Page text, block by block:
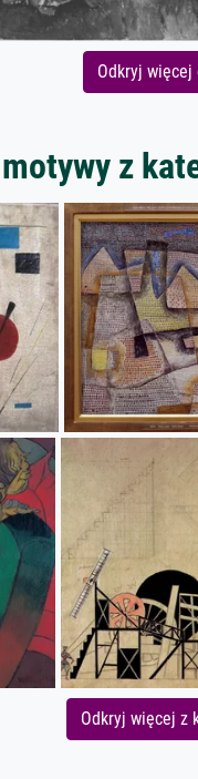
Odkryj więcej
z
Odkryj więcej z